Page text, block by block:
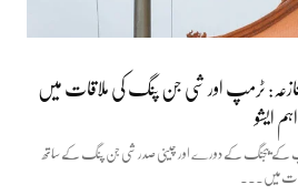
ٹرمپ اور شی جن پنگ کی ملاقات میں
ایشو
کے بیجنگ کے دورے اور چینی صدر شی جن پنگ کے ساتھ
میں...